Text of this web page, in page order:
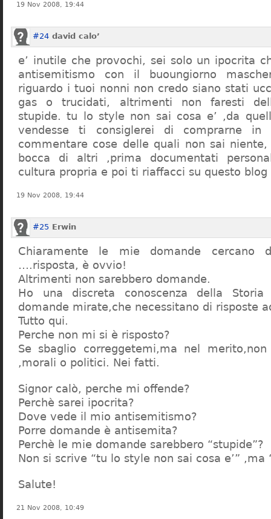
19 Nov 2008, 19:44
#24 david calo’
e’ inutile che provochi, sei solo un ipocrita
antisemitismo con il buoungiorno
riguardo i tuoi nonni non credo siano stati
gas o trucidati, altrimenti non faresti
stupide. tu lo style non sai cosa e’ ,da
vendesse ti consiglerei di comprarne in
commentare cose delle quali non sai
bocca di altri ,prima documentati
cultura propria e poi ti riaffacci su questo blog
19 Nov 2008, 19:44
#25 Erwin
Chiaramente le mie domande cercano
….risposta, è ovvio!
Altrimenti non sarebbero domande.
Ho una discreta conoscenza della
domande mirate,che necessitano di risposte
Tutto qui.
Perche non mi si è risposto?
Se sbaglio correggetemi,ma nel
,morali o politici. Nei fatti.
Signor calò, perche mi offende?
Perchè sarei ipocrita?
Dove vede il mio antisemitismo?
Porre domande è antisemita?
Perchè le mie domande sarebbero “stupide”?
Non si scrive “tu lo style non sai cosa e’” ,ma
Salute!
21 Nov 2008, 10:49